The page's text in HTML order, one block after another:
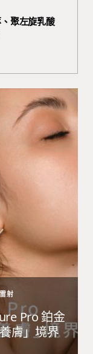
聚左旋乳酸
射
Pro 鉑金
膚」境界